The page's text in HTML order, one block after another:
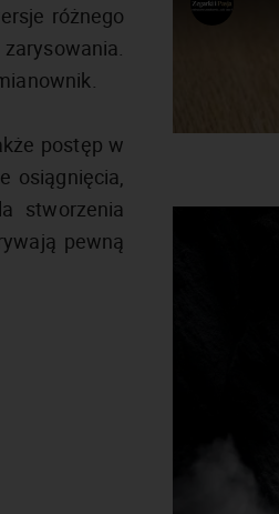
różnego
postęp w
osiągnięcia,
stworzenia
pewną